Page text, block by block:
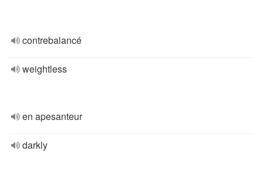
contrebalancé
weightless
en apesanteur
darkly